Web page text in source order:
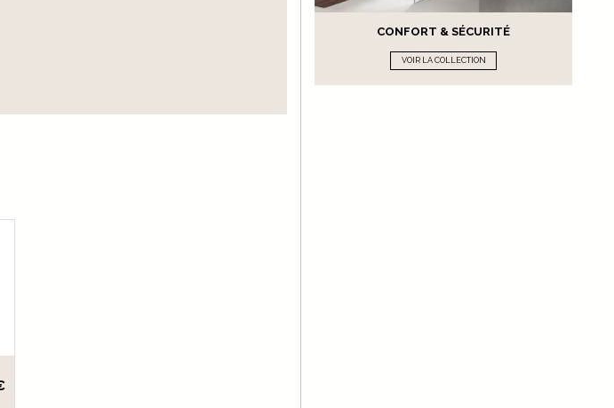
CONFORT & SÉCURITÉ
VOIR LA COLLECTION